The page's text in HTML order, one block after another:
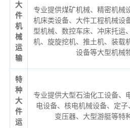
大
件
机
械
运
输
专业提供煤矿机械、精密机械
机床类设备、大件工程机械设
型机械、数控车床、冲床托运
机、旋旋挖机、推土机、装载
设备等大型机械
特
种
大
件
运
专业提供大型石油化工设备、
电设备、核电机械设备、定子
变压器、大型游艇等特